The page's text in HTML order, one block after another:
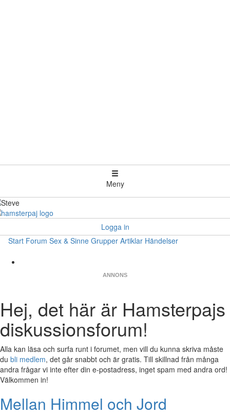
Meny
Logga in
Start Forum Sex & Sinne Grupper Artiklar Händelser
ANNONS
Hej, det här är Hamsterpajs
diskussionsforum!
Alla kan läsa och surfa runt i forumet, men vill du kunna skriva måste
du bli medlem, det går snabbt och är gratis. Till skillnad från många
andra frågar vi inte efter din e-postadress, inget spam med andra ord!
Välkommen in!
Mellan Himmel och Jord